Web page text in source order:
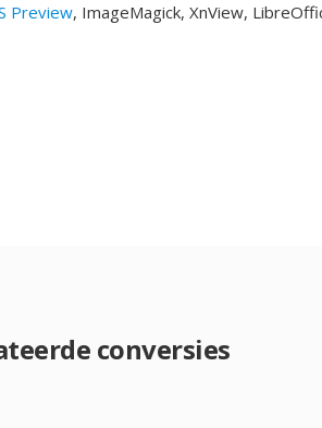
Preview, ImageMagick, XnView,
conversies